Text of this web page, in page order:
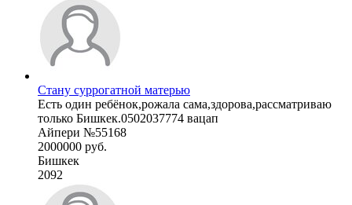
Стану суррогатной матерью
Есть один ребёнок,рожала сама,здорова,рассматриваю
только Бишкек.0502037774 вацап
Айпери №55168
2000000 руб.
Бишкек
2092